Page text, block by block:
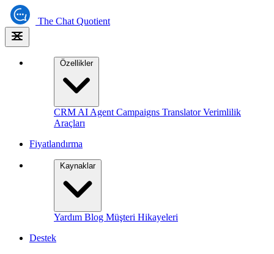
The Chat Quotient
Özellikler
CRM AI Agent Campaigns TranslatorVerimlilik
Araçları
Fiyatlandırma
Kaynaklar
Yardım Blog Müşteri Hikayeleri
Destek